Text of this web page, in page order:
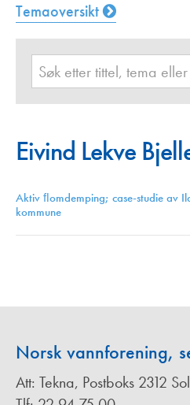
Temaoversikt
Eivind Lekve
Aktiv ﬂomdemping; case-studie av
kommune
Norsk vannforening,
Att: Tekna, Postboks 2312